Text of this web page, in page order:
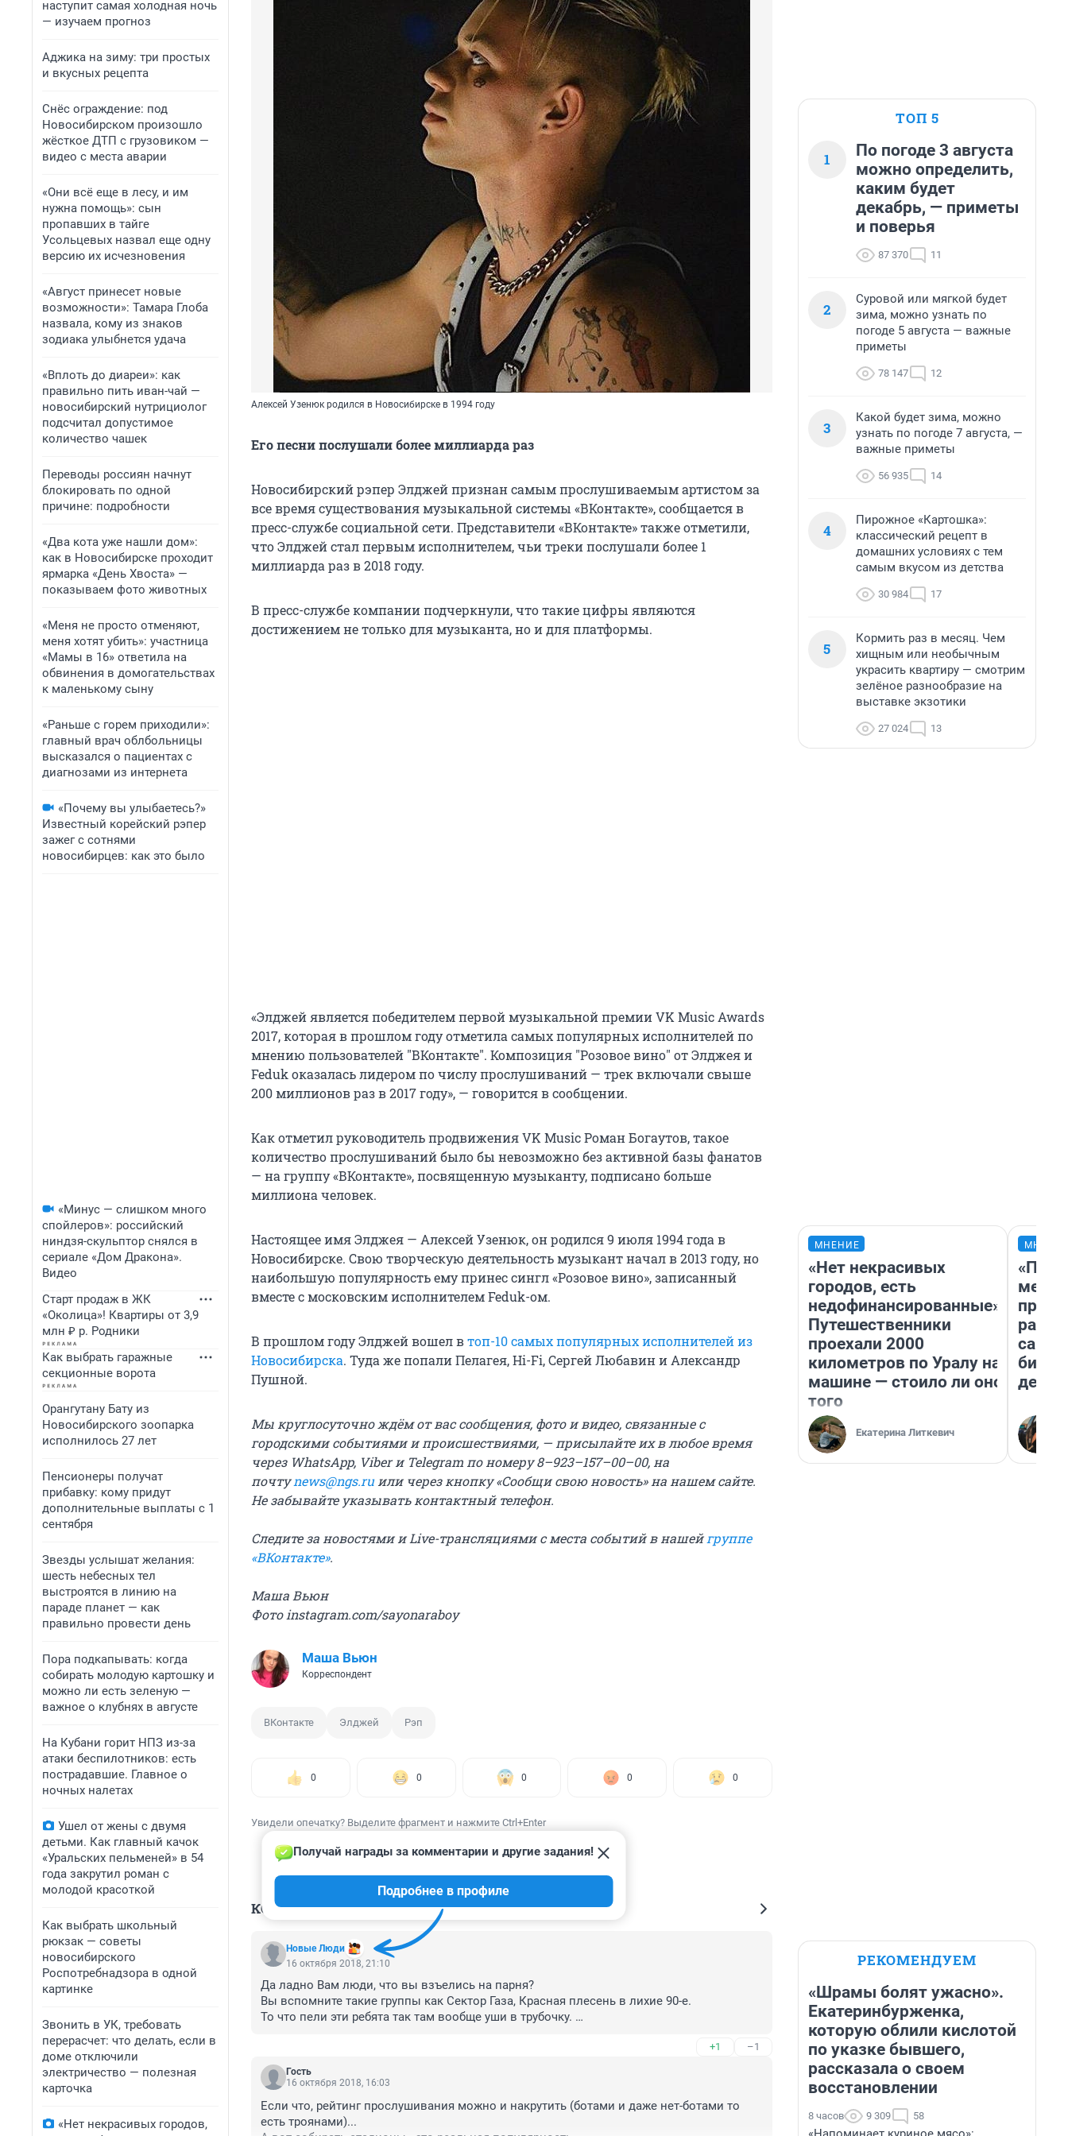
наступит самая холодная ночь
— изучаем прогноз
Аджика на зиму: три простых
и вкусных рецепта
Снёс ограждение: под
Новосибирском произошло
жёсткое ДТП с грузовиком —
видео с места аварии
«Они всё еще в лесу, и им
нужна помощь»: сын
пропавших в тайге
Усольцевых назвал еще одну
версию их исчезновения
«Август принесет новые
возможности»: Тамара Глоба
назвала, кому из знаков
зодиака улыбнется удача
«Вплоть до диареи»: как
правильно пить иван-чай —
новосибирский нутрициолог
подсчитал допустимое
количество чашек
Переводы россиян начнут
блокировать по одной
причине: подробности
«Два кота уже нашли дом»:
как в Новосибирске проходит
ярмарка «День Хвоста» —
показываем фото животных
«Меня не просто отменяют,
меня хотят убить»: участница
«Мамы в 16» ответила на
обвинения в домогательствах
к маленькому сыну
«Раньше с горем приходили»:
главный врач облбольницы
высказался о пациентах с
диагнозами из интернета
«Почему вы улыбаетесь?»
Известный корейский рэпер
зажег с сотнями
новосибирцев: как это было
«Минус — слишком много
спойлеров»: российский
ниндзя-скульптор снялся в
сериале «Дом Дракона».
Видео
Старт продаж в ЖК
«Околица»! Квартиры от 3,9
млн ₽ р. Родники
Как выбрать гаражные
секционные ворота
Орангутану Бату из
Новосибирского зоопарка
исполнилось 27 лет
Пенсионеры получат
прибавку: кому придут
дополнительные выплаты с 1
сентября
Звезды услышат желания:
шесть небесных тел
выстроятся в линию на
параде планет — как
правильно провести день
Пора подкапывать: когда
собирать молодую картошку и
можно ли есть зеленую —
важное о клубнях в августе
На Кубани горит НПЗ из-за
атаки беспилотников: есть
пострадавшие. Главное о
ночных налетах
Ушел от жены с двумя
детьми. Как главный качок
«Уральских пельменей» в 54
года закрутил роман с
молодой красоткой
Как выбрать школьный
рюкзак — советы
новосибирского
Роспотребнадзора в одной
картинке
Звонить в УК, требовать
перерасчет: что делать, если в
доме отключили
электричество — полезная
карточка
«Нет некрасивых городов,
Алексей Узенюк родился в Новосибирске в 1994 году
Его песни послушали более миллиарда раз
Новосибирский рэпер Элджей признан самым прослушиваемым артистом за
все время существования музыкальной системы «ВКонтакте», сообщается в
пресс-службе социальной сети. Представители «ВКонтакте» также отметили,
что Элджей стал первым исполнителем, чьи треки послушали более 1
миллиарда раз в 2018 году.
В пресс-службе компании подчеркнули, что такие цифры являются
достижением не только для музыканта, но и для платформы.
«Элджей является победителем первой музыкальной премии VK Music Awards
2017, которая в прошлом году отметила самых популярных исполнителей по
мнению пользователей "ВКонтакте". Композиция "Розовое вино" от Элджея и
Feduk оказалась лидером по числу прослушиваний — трек включали свыше
200 миллионов раз в 2017 году», — говорится в сообщении.
Как отметил руководитель продвижения VK Music Роман Богаутов, такое
количество прослушиваний было бы невозможно без активной базы фанатов
— на группу «ВКонтакте», посвященную музыканту, подписано больше
миллиона человек.
Настоящее имя Элджея — Алексей Узенюк, он родился 9 июля 1994 года в
Новосибирске. Свою творческую деятельность музыкант начал в 2013 году, но
наибольшую популярность ему принес сингл «Розовое вино», записанный
вместе с московским исполнителем Feduk-ом.
В прошлом году Элджей вошел втоп-10 самых популярных исполнителей из
Новосибирска. Туда же попали Пелагея, Hi-Fi, Сергей Любавин и Александр
Пушной.
Мы круглосуточно ждём от вас сообщения, фото и видео, связанные с
городскими событиями и происшествиями, — присылайте их в любое время
через WhatsApp, Viber и Telegram по номеру 8–923–157–00–00, на
почтуnews@ngs.ruили через кнопку «Сообщи свою новость» на нашем сайте.
Не забывайте указывать контактный телефон.
Следите за новостями и Live-трансляциями с места событий в нашей группе
«ВКонтакте».
Маша Вьюн
Фото instagram.com/sayonaraboy
Маша Вьюн
Корреспондент
ВКонтакте Элджей Рэп
0 0 0 0 0
Увидели опечатку? Выделите фрагмент и нажмите Ctrl+Enter
КОММЕНТАРИИ 86
Новые Люди
Получай награды за комментарии и другие задания!
Подробнее в профиле
16 октября 2018, 21:10
Да ладно Вам люди, что вы взъелись на парня?
Вы вспомните такие группы как Сектор Газа, Красная плесень в лихие 90-е.
То что пели эти ребята так там вообще уши в трубочку.
и поугарать, он в хайпе находиться. То что у него сейчас происходит Вам и не снилось.
Реально пацан вышел из занюханных и вонючих районов Новосибирска. Сам купил
себе "железо", сам начал учиться что то творить...Каждый кузнец своего счастья! Я рад
Все впереди я думаю у него будет прогресс, как у многих других исполнителей. Давайте
вспомним Дельфина и Мальчишник. Прогресс будет, наркотики и кураж отойдут скоро
+1 –1
Гость
16 октября 2018, 16:03
Если что, рейтинг прослушивания можно и накрутить (ботами и даже нет-ботами то
есть троянами)...
ТОП 5
1
По погоде 3 августа
можно определить,
каким будет
декабрь, — приметы
и поверья
87 370 11
2
Суровой или мягкой будет
зима, можно узнать по
погоде 5 августа — важные
приметы
78 147 12
3
Какой будет зима, можно
узнать по погоде 7 августа, —
важные приметы
56 935 14
4
Пирожное «Картошка»:
классический рецепт в
домашних условиях с тем
самым вкусом из детства
30 984 17
5
Кормить раз в месяц. Чем
хищным или необычным
украсить квартиру — смотрим
зелёное разнообразие на
выставке экзотики
27 024 13
МНЕНИЕ
«Нет некрасивых
городов, есть
недофинансированные».
Путешественники
проехали 2000
километров по Уралу на
машине — стоило ли оно
того
Екатерина Литкевич
РЕКОМЕНДУЕМ
«Шрамы болят ужасно».
Екатеринбурженка,
которую облили кислотой
по указке бывшего,
рассказала о своем
восстановлении
8 часов 9 309 58